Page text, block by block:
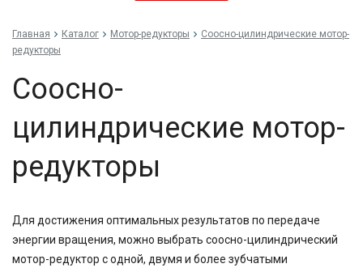
18,6
20
23,8
25
25,4
29,88
38,5
40
41,74
Главная Каталог Мотор-редукторы
Соосно-цилиндрические мотор-
редукторы
Соосно-
цилиндрические мотор-
редукторы
Для достижения оптимальных результатов по передаче
энергии вращения, можно выбрать соосно-цилиндрический
мотор-редуктор с одной, двумя и более зубчатыми